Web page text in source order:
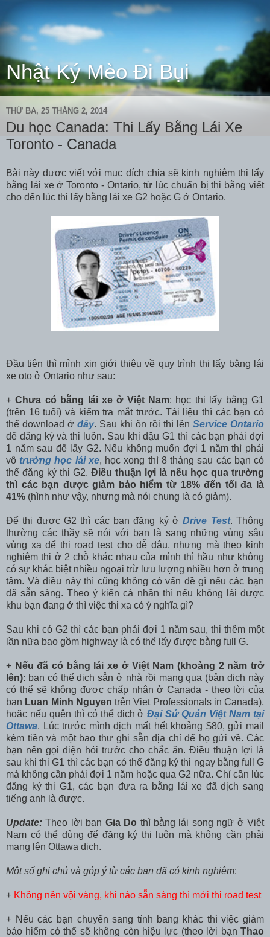
Nhật Ký Mèo Đi Bụi
THỨ BA, 25 THÁNG 2, 2014
Du học Canada: Thi Lấy Bằng Lái Xe
Toronto - Canada
Bài này được viết với mục đích chia sẽ kinh nghiệm thi lấy
bằng lái xe ở Toronto - Ontario, từ lúc chuẩn bị thi bằng viết
cho đến lúc thi lấy bằng lái xe G2 hoặc G ở Ontario.
Đầu tiên thì mình xin giới thiệu về quy trình thi lấy bằng lái
xe oto ở Ontario như sau:
+Chưa có bằng lái xe ở Việt Nam: học thi lấy bằng G1
(trên 16 tuổi) và kiểm tra mắt trước. Tài liệu thì các bạn có
thể download ở đây. Sau khi ôn rồi thì lên Service Ontario
để đăng ký và thi luôn. Sau khi đậu G1 thì các bạn phải đợi
1 năm sau để lấy G2. Nếu không muốn đợi 1 năm thì phải
vô trường học lái xe, học xong thì 8 tháng sau các bạn có
thể đăng ký thi G2. Điều thuận lợi là nếu học qua trường
thì các bạn được giảm bảo hiểm từ 18% đến tối đa là
41% (hình như vậy, nhưng mà nói chung là có giảm).
Để thi được G2 thì các bạn đăng ký ởDrive Test. Thông
thường các thầy sẽ nói với bạn là sang những vùng sâu
vùng xa để thi road test cho dễ đậu, nhưng mà theo kinh
nghiệm thi ở 2 chỗ khác nhau của mình thì hầu như không
có sự khác biệt nhiều ngoại trừ lưu lượng nhiều hơn ở trung
tâm. Và điều này thì cũng không có vấn đề gì nếu các bạn
đã sẵn sàng. Theo ý kiến cá nhân thì nếu không lái được
khu bạn đang ở thì việc thi xa có ý nghĩa gì?
Sau khi có G2 thì các bạn phải đợi 1 năm sau, thi thêm một
lần nữa bao gồm highway là có thể lấy được bằng full G.
+ Nếu đã có bằng lái xe ở Việt Nam (khoảng 2 năm trở
lên): bạn có thể dịch sẳn ở nhà rồi mang qua (bản dịch này
có thể sẽ không được chấp nhận ở Canada - theo lời của
bạn Luan Minh Nguyen trên Viet Professionals in Canada),
hoặc nếu quên thì có thể dịch ởĐại Sứ Quán Việt Nam tại
Ottawa. Lúc trước mình dịch mất hết khoảng $80, gửi mail
kèm tiền và một bao thư ghi sẵn địa chỉ để họ gửi về. Các
bạn nên gọi điện hỏi trước cho chắc ăn. Điều thuận lợi là
sau khi thi G1 thì các bạn có thể đăng ký thi ngay bằng full G
mà không cần phải đợi 1 năm hoặc qua G2 nữa. Chỉ cần lúc
đăng ký thi G1, các bạn đưa ra bằng lái xe đã dịch sang
tiếng anh là được.
Update: Theo lời bạn Gia Do thì bằng lái song ngữ ở Việt
Nam có thể dùng để đăng ký thi luôn mà không cần phải
mang lên Ottawa dịch.
Một số ghi chú và góp ý từ các bạn đã có kinh nghiệm:
+ Không nên vội vàng, khi nào sẵn sàng thì mới thi road test
+ Nếu các bạn chuyển sang tỉnh bang khác thì việc giảm
bảo hiểm có thể sẽ không còn hiệu lực (theo lời bạn Thao